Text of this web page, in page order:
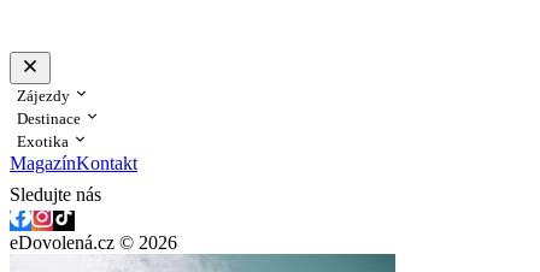
Zájezdy
Destinace
Exotika
MagazínKontakt
Sledujte nás
eDovolená.cz © 2026